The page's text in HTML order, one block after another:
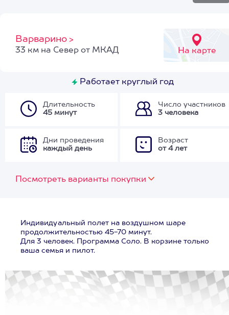
Варварино >
На карте
33 км на Север от МКАД
Работает круглый год
Длительность
45 минут
Число участников
3 человека
Дни проведения
каждый день
Возраст
от 4 лет
Посмотреть варианты покупки
Индивидуальный полет на воздушном шаре
продолжительностью 45-70 минут.
Для 3 человек. Программа Соло. В корзине только
ваша семья и пилот.